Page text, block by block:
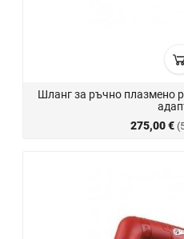
Шланг за ръчно плазмено
275,00 €